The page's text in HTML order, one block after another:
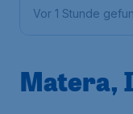
Vor 1 Stunde
Matera,